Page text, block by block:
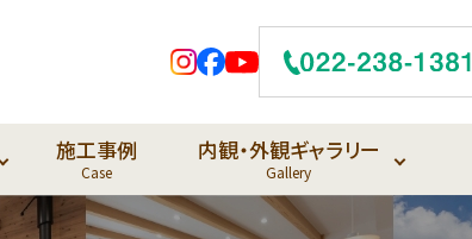
施工事例
Case
内観・外観ギャラリー
Gallery